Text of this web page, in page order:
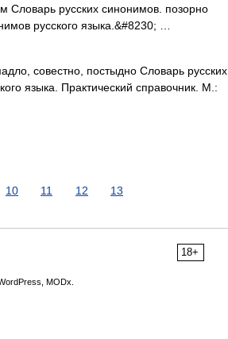
Словарь русских синонимов. позорно
русского языка.&#8230; …
совестно, постыдно Словарь русских
языка. Практический справочник. М.:
10 11 12 13
18+
MODx.